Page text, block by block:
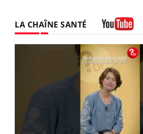
LA CHAÎNE SANTÉ